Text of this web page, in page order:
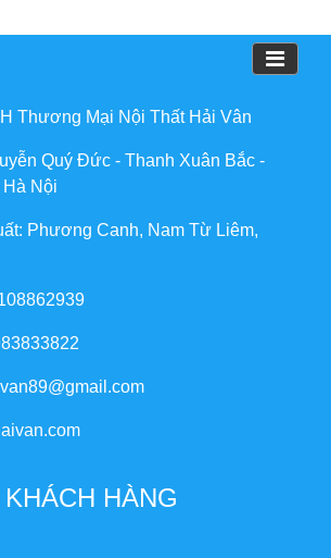
Thương Mại Nội Thất Hải Vân
Quý Đức - Thanh Xuân Bắc -
Nội
Phương Canh, Nam Từ Liêm,
HÀNG